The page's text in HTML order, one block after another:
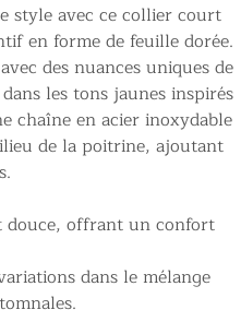
style avec ce collier court
en forme de feuille dorée.
des nuances uniques de
les tons jaunes inspirés
chaîne en acier inoxydable
de la poitrine, ajoutant
douce, offrant un confort
dans le mélange